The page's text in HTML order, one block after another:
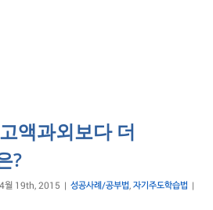
액과외보다 더
?
4월 19th, 2015 | 성공사례/공부법,자기주도학습법 |